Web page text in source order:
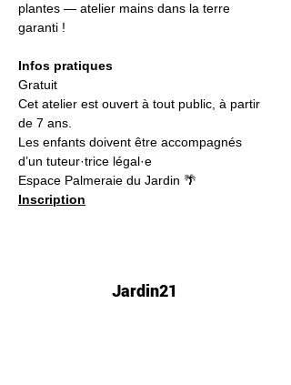
plantes — atelier mains dans la terre
garanti !
Infos pratiques
Gratuit
Cet atelier est ouvert à tout public, à partir
de 7 ans.
Les enfants doivent être accompagnés
d’un tuteur·trice légal·e
Espace Palmeraie du Jardin 🌴
Inscription
Jardin21